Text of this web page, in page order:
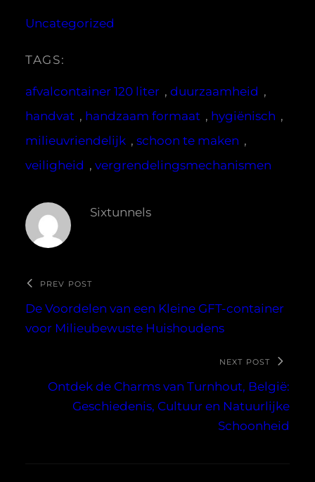
Uncategorized
TAGS:
afvalcontainer 120 liter , duurzaamheid ,
handvat , handzaam formaat , hygiënisch ,
milieuvriendelijk , schoon te maken ,
veiligheid , vergrendelingsmechanismen
Sixtunnels
PREV POST
De Voordelen van een Kleine GFT-container
voor Milieubewuste Huishoudens
NEXT POST
Ontdek de Charms van Turnhout, België:
Geschiedenis, Cultuur en Natuurlijke
Schoonheid